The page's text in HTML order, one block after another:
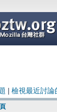
檢視最近討論